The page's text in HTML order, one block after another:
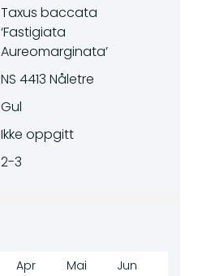
Taxus baccata
‘Fastigiata
Aureomarginata’
NS 4413 Nåletre
Gul
Ikke oppgitt
2-3
Apr Mai Jun